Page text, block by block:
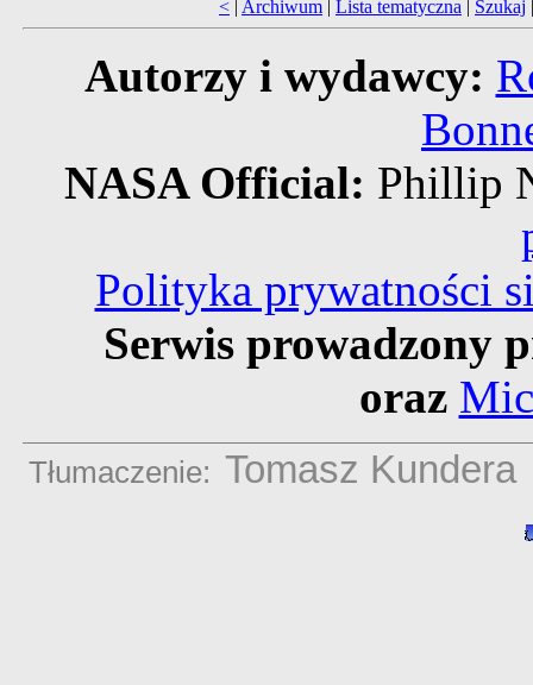
< | Archiwum | Lista tematyczna | Szukaj
Autorzy i wydawcy:
NASA Official: Phillip
Polityka prywatności
Serwis prowadzony
oraz
Tłumaczenie: Tomasz Kundera